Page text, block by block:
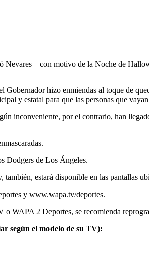
– con motivo de la Noche de
hizo enmiendas al toque de
y estatal para que las personas que
inconveniente, por el contrario, han
Dodgers de Los Ángeles.
estará disponible en las pantallas
y www.wapa.tv/deportes.
WAPA 2 Deportes, se recomienda
según el modelo de su TV):